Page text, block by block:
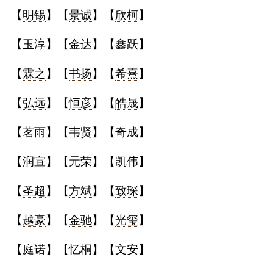
【明锡】【景诚】【欣柯】
【玉淳】【金达】【鑫跃】
【霖之 】【书扬】【希熹】
【弘远】【恒彦】【皓晟】
【茗雨】【韦贤】【奇成】
【润宣】【元荣】【凯伟】
【圣超 】【方斌】【致琛】
【越豪】【金驰】【光玺】
【 庭诺】【忆桐 】【文安】